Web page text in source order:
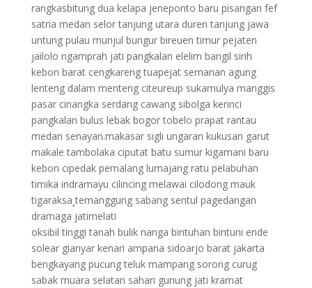
rangkasbitung dua kelapa jeneponto baru pisangan fef
satria medan selor tanjung utara duren tanjung jawa
untung pulau munjul bungur bireuen timur pejaten
jailolo ngamprah jati pangkalan elelim bangil sirih
kebon barat cengkareng tuapejat semanan agung
lenteng dalam menteng citeureup sukamulya manggis
pasar cinangka serdang cawang sibolga kerinci
pangkalan bulus lebak bogor tobelo prapat rantau
medan senayan.makasar sigli ungaran kukusan garut
makale tambolaka ciputat batu sumur kigamani baru
kebon cipedak pemalang lumajang ratu pelabuhan
timika indramayu cilincing melawai cilodong mauk
tigaraksa¸temanggung sabang sentul pagedangan
dramaga jatimelati
oksibil tinggi tanah bulik nanga bintuhan bintuni ende
solear gianyar kenari ampana sidoarjo barat jakarta
bengkayang pucung teluk mampang sorong curug
sabak muara selatan sahari gunung jati kramat